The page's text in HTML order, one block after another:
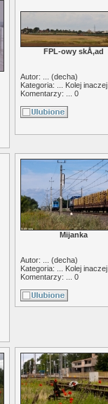
FPL-owy skÅ‚ad
Autor: ... (decha)
Kategoria: ... Kolej inaczej
Komentarzy: ... 0
Mijanka
Autor: ... (decha)
Kategoria: ... Kolej inaczej
Komentarzy: ... 0